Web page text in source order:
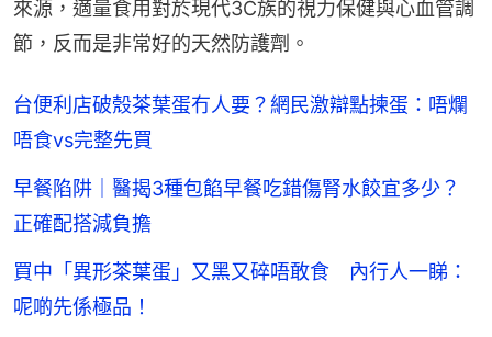
來源，適量食用對於現代3C族的視力保健與心血管調
節，反而是非常好的天然防護劑。
台便利店破殼茶葉蛋冇人要？網民激辯點揀蛋：唔爛
唔食vs完整先買
早餐陷阱｜醫揭3種包餡早餐吃錯傷腎水餃宜多少？
正確配搭減負擔
買中「異形茶葉蛋」又黑又碎唔敢食 內行人一睇：
呢啲先係極品！